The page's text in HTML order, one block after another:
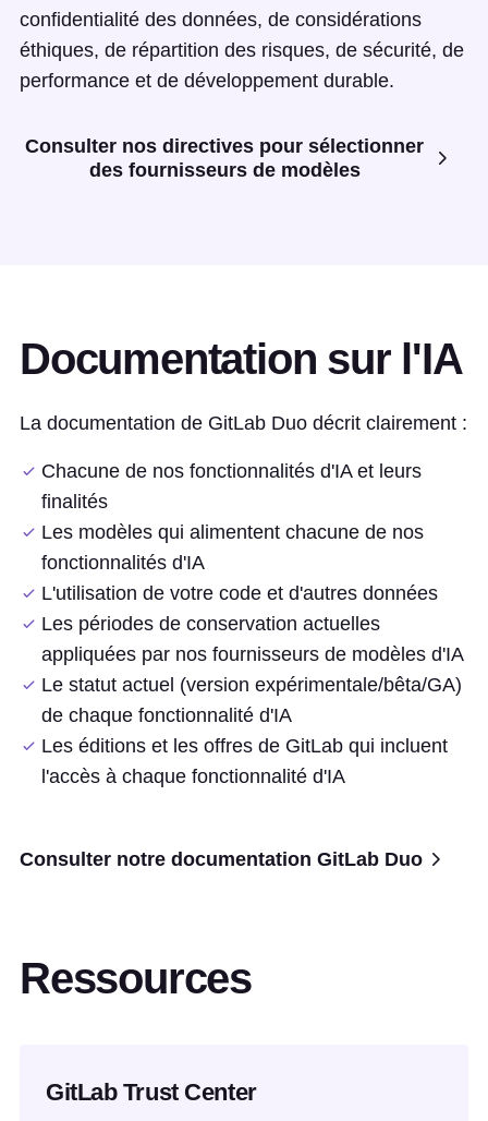
confidentialité des données, de considérations
éthiques, de répartition des risques, de sécurité, de
performance et de développement durable.
Consulter nos directives pour sélectionner
des fournisseurs de modèles
Documentation sur l'IA
La documentation de GitLab Duo décrit clairement :
Chacune de nos fonctionnalités d'IA et leurs
finalités
Les modèles qui alimentent chacune de nos
fonctionnalités d'IA
L'utilisation de votre code et d'autres données
Les périodes de conservation actuelles
appliquées par nos fournisseurs de modèles d'IA
Le statut actuel (version expérimentale/bêta/GA)
de chaque fonctionnalité d'IA
Les éditions et les offres de GitLab qui incluent
l'accès à chaque fonctionnalité d'IA
Consulter notre documentation GitLab Duo
Ressources
GitLab Trust Center